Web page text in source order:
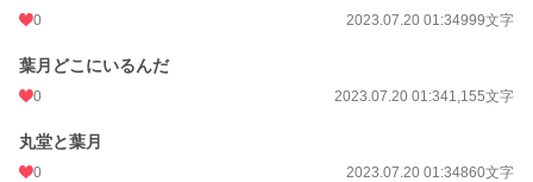
0 2023.07.20 01:34999文字
葉月どこにいるんだ
0 2023.07.20 01:341,155文字
丸堂と葉月
0 2023.07.20 01:34860文字